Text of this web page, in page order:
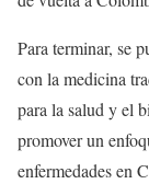
Para terminar, se
con la medicina
para la salud y el
promover un
enfermedades en